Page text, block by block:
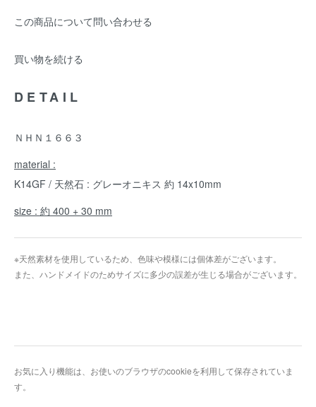
この商品について問い合わせる
買い物を続ける
DETAIL
ＮＨＮ１６６３
material :
K14GF / 天然石 : グレーオニキス 約 14x10mm
size : 約 400 + 30 mm
※天然素材を使用しているため、色味や模様には個体差がございます。
また、ハンドメイドのためサイズに多少の誤差が生じる場合がございます。
お気に入り機能は、お使いのブラウザのcookieを利用して保存されていま
す。